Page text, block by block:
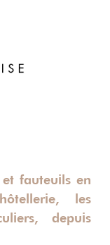
et fauteuils en
les
depuis